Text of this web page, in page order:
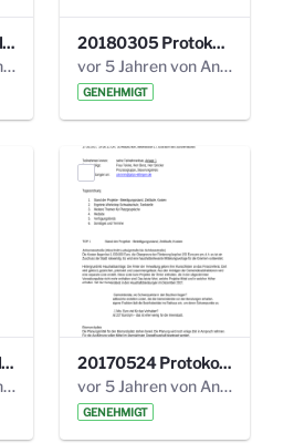
20180611 Protokoll 23. Steuerungskreis.pdf
vor 5 Jahren von Anni Schlumberger
20180305 Protokoll 22. Steuerungskreis.pdf
vor 5 Jahren von Anni Schlumberger
GENEHMIGT
20171018 Protokoll 21. Steuerungskreis.pdf
vor 5 Jahren von Anni Schlumberger
20170524 Protokoll 20. Steuerungskreis.pdf
vor 5 Jahren von Anni Schlumberger
GENEHMIGT